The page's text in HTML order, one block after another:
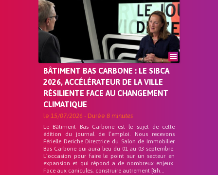
BÂTIMENT BAS CARBONE : LE SIBCA
2026, ACCÉLÉRATEUR DE LA VILLE
RÉSILIENTE FACE AU CHANGEMENT
CLIMATIQUE
le 15/07/2026 - Durée 8 minutes
Le Bâtiment Bas Carbone est le sujet de cette
édition du journal de l’emploi. Nous recevons
Férielle Deriche Directrice du Salon de Immobilier
Bas Carbone qui aura lieu du 01 au 03 septembre.
L’occasion pour faire le point sur un secteur en
expansion et qui répond a de nombreux enjeux.
Face aux canicules, construire autrement [&h...